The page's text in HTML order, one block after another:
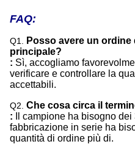
FAQ:
Q1.
Posso avere un
principale?
: Sì, accogliamo
verificare e controllare la
accettabili.
Q2. Che cosa circa il
: Il campione ha bisogno
fabbricazione in serie ha
quantità di ordine più di.